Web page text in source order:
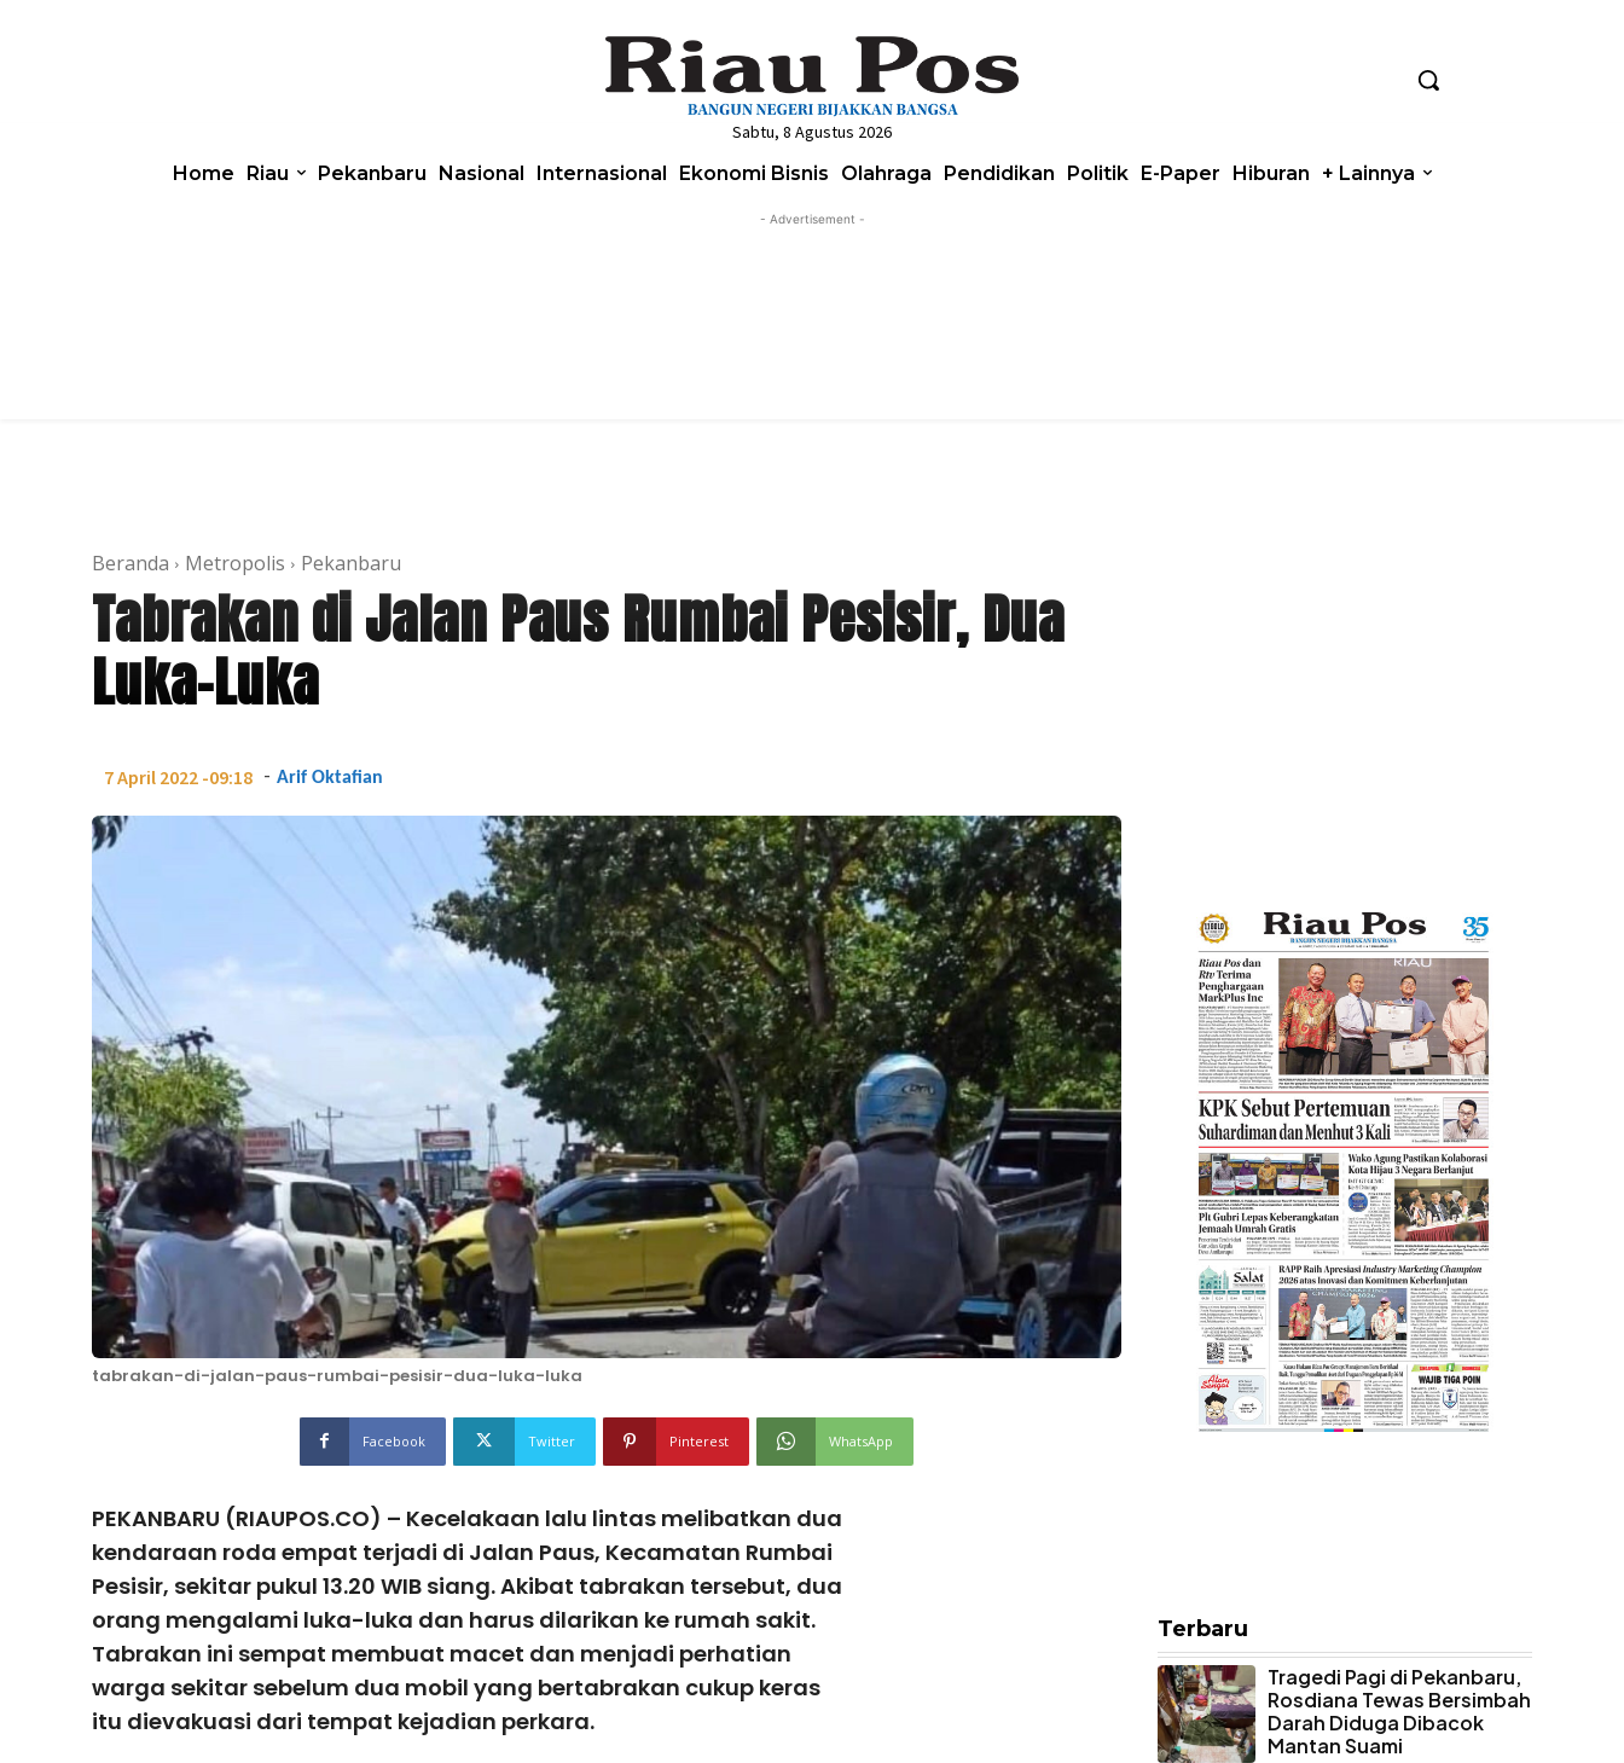
Sabtu, 8 Agustus 2026
Home Riau Pekanbaru Nasional Internasional Ekonomi Bisnis Olahraga Pendidikan Politik E-Paper Hiburan + Lainnya
- Advertisement -
Beranda Metropolis Pekanbaru
Tabrakan di Jalan Paus Rumbai Pesisir, Dua
Luka-Luka
7 April 2022 -09:18 - Arif Oktafian
tabrakan-di-jalan-paus-rumbai-pesisir-dua-luka-luka
Facebook Twitter Pinterest WhatsApp
PEKANBARU (RIAUPOS.CO) – Kecelakaan lalu lintas melibatkan dua
kendaraan roda empat terjadi di Jalan Paus, Kecamatan Rumbai
Pesisir, sekitar pukul 13.20 WIB siang. Akibat tabrakan tersebut, dua
orang mengalami luka-luka dan harus dilarikan ke rumah sakit.
Tabrakan ini sempat membuat macet dan menjadi perhatian
warga sekitar sebelum dua mobil yang bertabrakan cukup keras
itu dievakuasi dari tempat kejadian perkara.
Terbaru
Tragedi Pagi di Pekanbaru,
Rosdiana Tewas Bersimbah
Darah Diduga Dibacok
Mantan Suami